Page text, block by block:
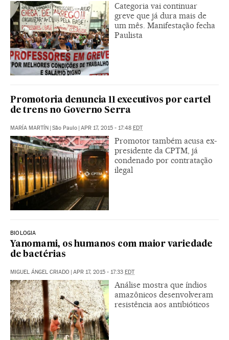
Categoria vai continuar
greve que já dura mais de
um mês. Manifestação fecha
Paulista
Promotoria denuncia 11 executivos por cartel
de trens no Governo Serra
MARÍA MARTÍN | São Paulo | APR 17, 2015 - 17:48 EDT
Promotor também acusa ex-
presidente da CPTM, já
condenado por contratação
ilegal
BIOLOGIA
Yanomami, os humanos com maior variedade
de bactérias
MIGUEL ÁNGEL CRIADO | APR 17, 2015 - 17:33 EDT
Análise mostra que índios
amazônicos desenvolveram
resistência aos antibióticos